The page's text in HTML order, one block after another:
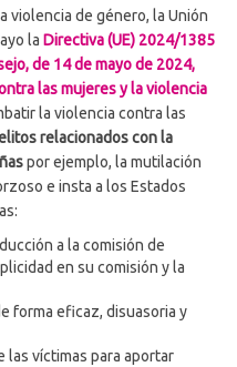
violencia de género, la Unión
la Directiva (UE) 2024/1385
de 14 de mayo de 2024,
las mujeres y la violencia
la violencia contra las
relacionados con la
por ejemplo, la mutilación
e insta a los Estados
a la comisión de
en su comisión y la
forma eficaz, disuasoria y
las víctimas para aportar